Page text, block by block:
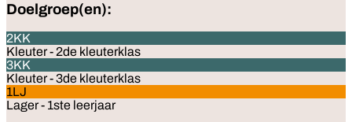
Doelgroep(en):
2KK
Kleuter - 2de kleuterklas
3KK
Kleuter - 3de kleuterklas
1LJ
Lager - 1ste leerjaar